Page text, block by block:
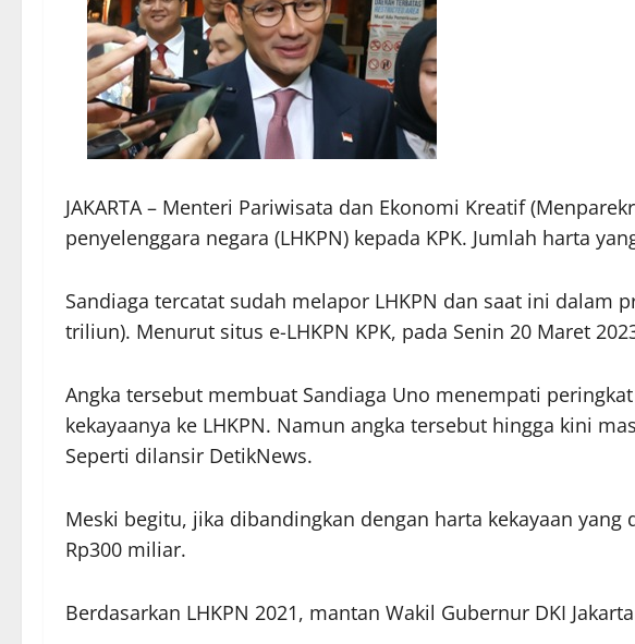
JAKARTA – Menteri Pariwisata dan Ekonomi Kreatif
penyelenggara negara (LHKPN) kepada KPK. Jumlah harta
Sandiaga tercatat sudah melapor LHKPN dan saat ini dalam
triliun). Menurut situs e-LHKPN KPK, pada Senin 20 Maret
Angka tersebut membuat Sandiaga Uno menempati
kekayaanya ke LHKPN. Namun angka tersebut hingga kini
Seperti dilansir DetikNews.
Meski begitu, jika dibandingkan dengan harta kekayaan
Rp300 miliar.
Berdasarkan LHKPN 2021, mantan Wakil Gubernur DKI